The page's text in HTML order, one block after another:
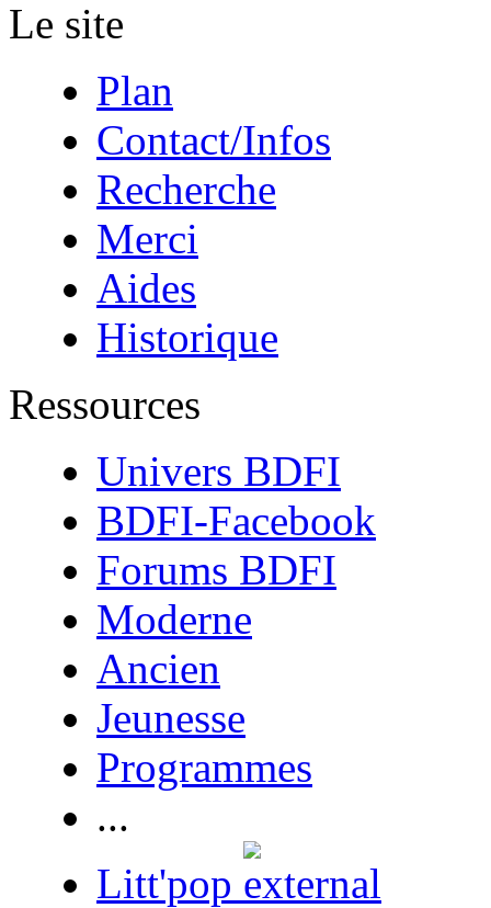
Le site
Plan
Contact/Infos
Recherche
Merci
Aides
Historique
Ressources
Univers BDFI
BDFI-Facebook
Forums BDFI
Moderne
Ancien
Jeunesse
Programmes
...
Litt'pop